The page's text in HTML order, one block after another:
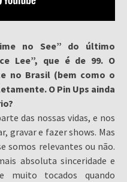
no See” do último
Lee”, que é de 99. O
no Brasil (bem como o
O Pin Ups ainda
das nossas vidas, e nos
gravar e fazer shows. Mas
somos relevantes ou não.
absoluta sinceridade e
muito tocados quando